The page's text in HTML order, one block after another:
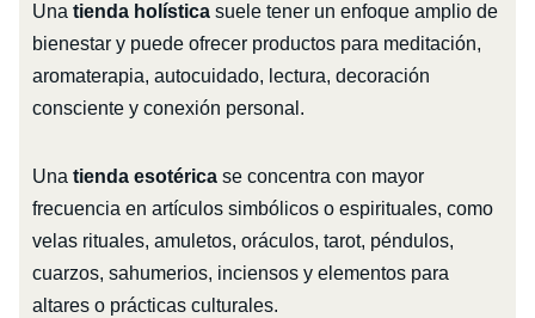
Una tienda holísticasuele tener un enfoque amplio de
bienestar y puede ofrecer productos para meditación,
aromaterapia, autocuidado, lectura, decoración
consciente y conexión personal.
Una tienda esotéricase concentra con mayor
frecuencia en artículos simbólicos o espirituales, como
velas rituales, amuletos, oráculos, tarot, péndulos,
cuarzos, sahumerios, inciensos y elementos para
altares o prácticas culturales.